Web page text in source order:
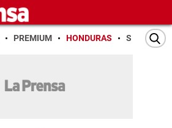
PREMIUM HONDURAS SAN PEDRO